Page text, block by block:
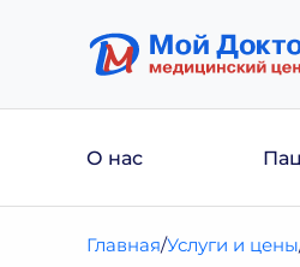
О нас
Главная Услуги и цены